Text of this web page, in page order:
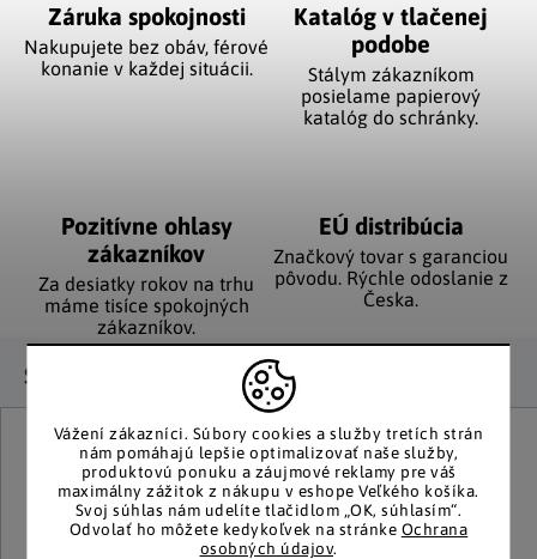
Vážení zákazníci. Súbory cookies a služby tretích strán
nám pomáhajú lepšie optimalizovať naše služby,
produktovú ponuku a záujmové reklamy pre váš
maximálny zážitok z nákupu v eshope Veľkého košíka.
Svoj súhlas nám udelíte tlačidlom „OK, súhlasím“.
Odvolať ho môžete kedykoľvek na stránke Ochrana
osobných údajov.
Záruka spokojnosti
Nakupujete bez obáv, férové
​​konanie v každej situácii.
Katalóg v tlačenej
podobe
Stálym zákazníkom
posielame papierový
katalóg do schránky.
Pozitívne ohlasy
zákazníkov
Za desiatky rokov na trhu
máme tisíce spokojných
zákazníkov.
EÚ distribúcia
Značkový tovar s garanciou
pôvodu. Rýchle odoslanie z
Česka.
Súvisiaci tovar